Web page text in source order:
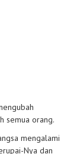
semua orang.
mengalami
Nya dan